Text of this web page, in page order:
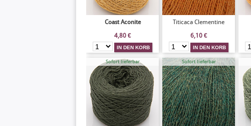
Coast Aconite
4,80 €
Titicaca Clementine
6,10 €
Sofort lieferbar Sofort lieferbar